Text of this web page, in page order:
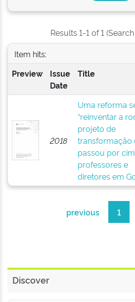
Results 1-1 of 1
Item hits:
Preview
Issue
Date
Title
2018
Uma reforma
“reinventar a
projeto de
transformação
passou por
professores e
diretores em
previous 1
Discover